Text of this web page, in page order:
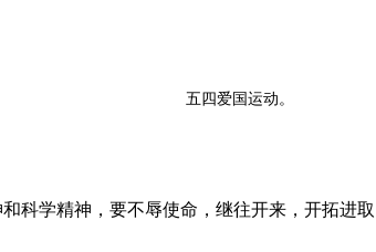
五四爱国运动。
科学精神，要不辱使命，继往开来，开拓进